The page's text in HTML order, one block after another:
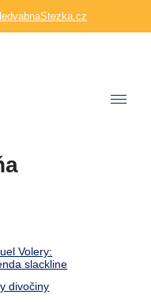
Volery:
slackline
divočiny